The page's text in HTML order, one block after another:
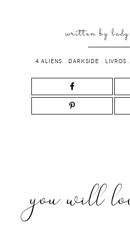
written by
4 ALIENS DARKSIDE LIVROS
you will